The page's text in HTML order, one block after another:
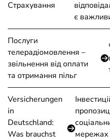
Страхування
є
Послуги
телерадіомовлення –
звільнення від оплати
та отримання пільг
Versicherungen
in
Deutschland:
Was brauchst
мережах